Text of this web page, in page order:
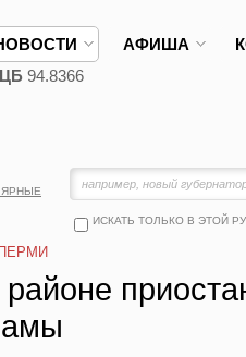
АФИША
ЦБ 94.8366
ИСКАТЬ ТОЛЬКО В ЭТОЙ